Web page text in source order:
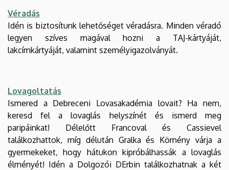
Véradás
Idén is biztosítunk lehetőséget véradásra. Minden véradó
legyen szíves magával hozni a TAJ-kártyáját,
lakcímkártyáját, valamint személyigazolványát.
Lovagoltatás
Ismered a Debreceni Lovasakadémia lovait? Ha nem,
keresd fel a lovaglás helyszínét és ismerd meg
paripáinkat! Délelőtt Francoval és Cassievel
találkozhattok, míg délután Gralka és Kömény várja a
gyermekeket, hogy hátukon kipróbálhassák a lovaglás
élményét! Idén a Dolgozói DErbin találkozhatnak a két